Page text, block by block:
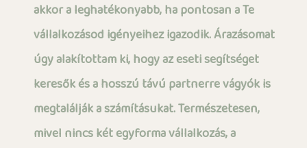
akkor a leghatékonyabb, ha pontosan a Te
vállalkozásod igényeihez igazodik. Árazásomat
úgy alakítottam ki, hogy az eseti segítséget
keresők és a hosszú távú partnerre vágyók is
megtalálják a számításukat. Természetesen,
mivel nincs két egyforma vállalkozás, a